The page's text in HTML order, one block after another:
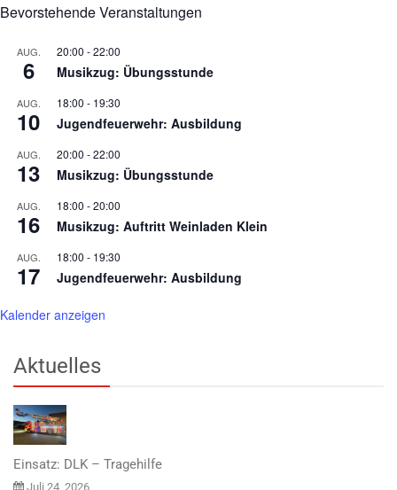
Bevorstehende Veranstaltungen
AUG.
6
20:00 -22:00
Musikzug: Übungsstunde
AUG.
10
18:00 - 19:30
Jugendfeuerwehr: Ausbildung
AUG.
13
20:00 -22:00
Musikzug: Übungsstunde
AUG.
16
18:00 -20:00
Musikzug: Auftritt Weinladen Klein
AUG.
17
18:00 - 19:30
Jugendfeuerwehr: Ausbildung
Kalender anzeigen
Aktuelles
Einsatz: DLK – Tragehilfe
Juli 24, 2026